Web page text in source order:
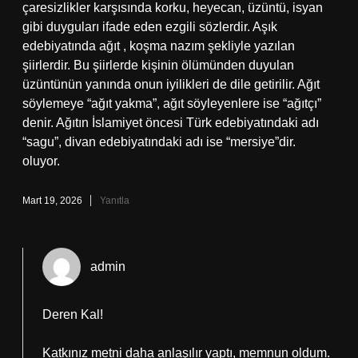
çaresizlikler karşısında korku, heyecan, üzüntü, isyan
gibi duyguları ifade eden ezgili sözlerdir. Aşık
edebiyatında ağıt , koşma nazım şekliyle yazılan
şiirlerdir. Bu şiirlerde kişinin ölümünden duyulan
üzüntünün yanında onun iyilikleri de dile getirilir. Ağıt
söylemeye “ağıt yakma”, ağıt söyleyenlere ise “ağıtçı”
denir. Ağıtın İslamiyet öncesi Türk edebiyatındaki adı
“sagu”, divan edebiyatındaki adı ise “mersiye”dir.
oluyor.
Mart 19, 2026 Yanıtla
admin
Deren Kal!
Katkınız metni daha anlaşılır yaptı, memnun oldum.